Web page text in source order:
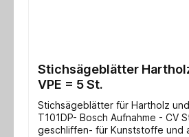
Stichsägeblätter
VPE = 5 St.
Stichsägeblätter für Hartholz
T101DP- Bosch Aufnahme - CV
geschliffen- für Kunststoffe und